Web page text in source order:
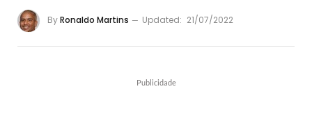
ByRonaldo Martins Updated: 21/07/2022
Publicidade